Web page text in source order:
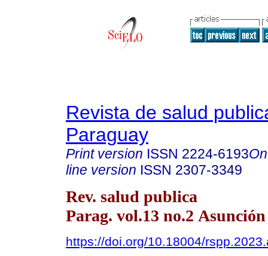
Revista de salud
Paraguay
Print version ISSN 2224-6193
line version ISSN 2307-3349
Rev. salud publica
Parag. vol.13 no.2
https://doi.org/10.18004/